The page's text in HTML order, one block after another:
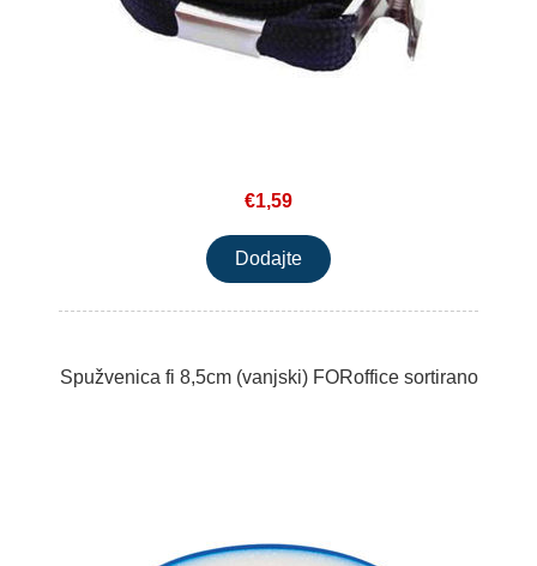
€1,59
Spužvenica fi 8,5cm (vanjski) FORoffice sortirano